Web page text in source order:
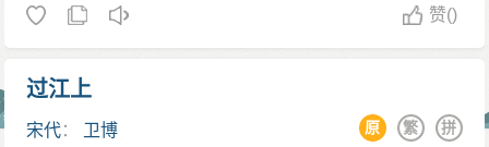
赞()
过江上
宋代： 卫博 拼
繁
原